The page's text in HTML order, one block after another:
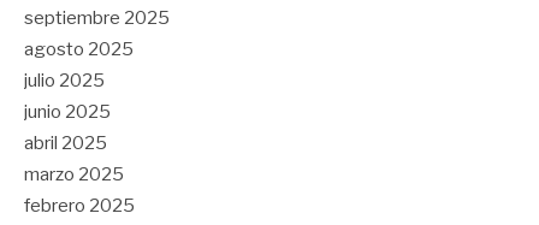
septiembre 2025
agosto 2025
julio 2025
junio 2025
abril 2025
marzo 2025
febrero 2025